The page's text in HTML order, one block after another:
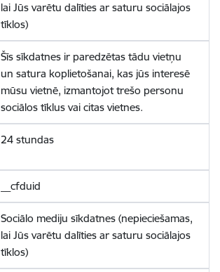
lai Jūs varētu dalīties ar saturu sociālajos
tīklos)
Šīs sīkdatnes ir paredzētas tādu vietņu
un satura koplietošanai, kas jūs interesē
mūsu vietnē, izmantojot trešo personu
sociālos tīklus vai citas vietnes.
24 stundas
__cfduid
Sociālo mediju sīkdatnes (nepieciešamas,
lai Jūs varētu dalīties ar saturu sociālajos
tīklos)